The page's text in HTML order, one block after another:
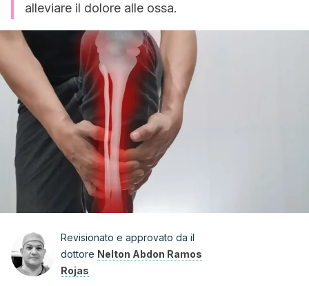
alleviare il dolore alle ossa.
Revisionato e approvato da il
dottore Nelton Abdon Ramos
Rojas